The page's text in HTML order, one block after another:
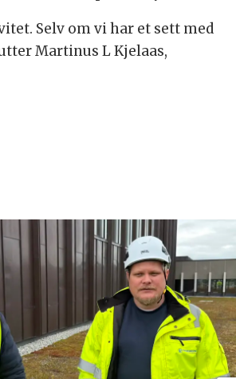
Selv om vi har et sett med
Martinus L Kjelaas,